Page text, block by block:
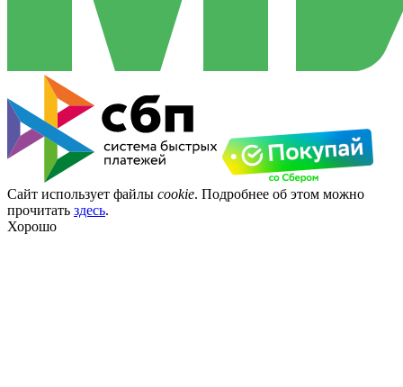
Сайт использует файлы cookie. Подробнее об этом можно
прочитать здесь.
Хорошо